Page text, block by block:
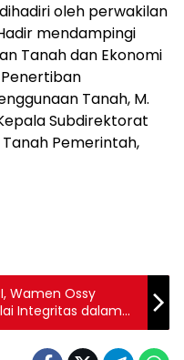
oleh perwakilan
mendampingi
Tanah dan Ekonomi
Tanah, M.
Subdirektorat
Pemerintah,
Wamen Ossy
Integritas dalam